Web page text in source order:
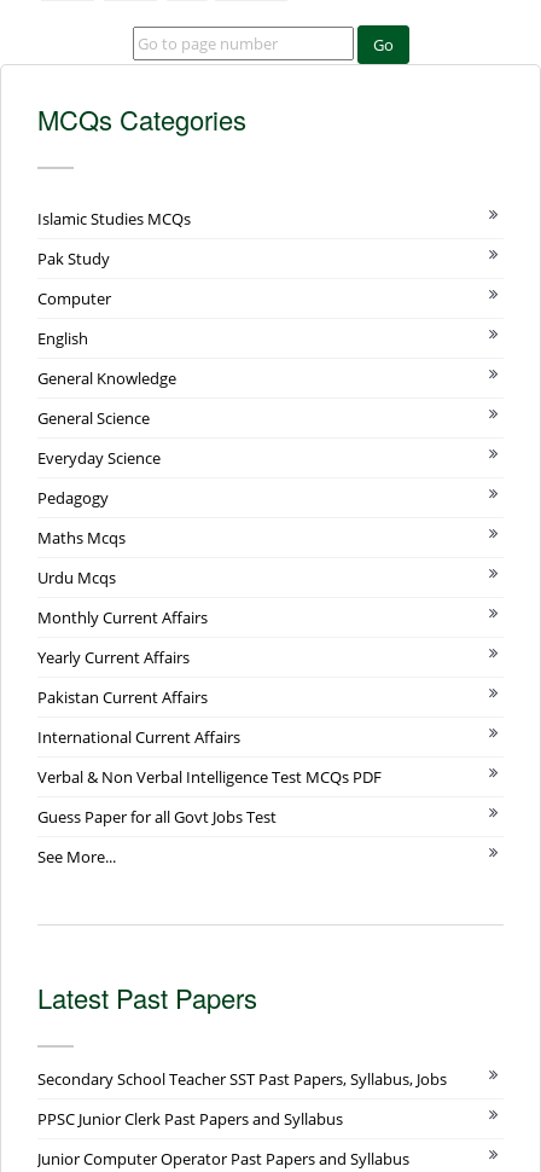
Go
MCQs Categories
Islamic Studies MCQs
Pak Study
Computer
English
General Knowledge
General Science
Everyday Science
Pedagogy
Maths Mcqs
Urdu Mcqs
Monthly Current Affairs
Yearly Current Affairs
Pakistan Current Affairs
International Current Affairs
Verbal & Non Verbal Intelligence Test MCQs PDF
Guess Paper for all Govt Jobs Test
See More...
Latest Past Papers
Secondary School Teacher SST Past Papers, Syllabus, Jobs
PPSC Junior Clerk Past Papers and Syllabus
Junior Computer Operator Past Papers and Syllabus